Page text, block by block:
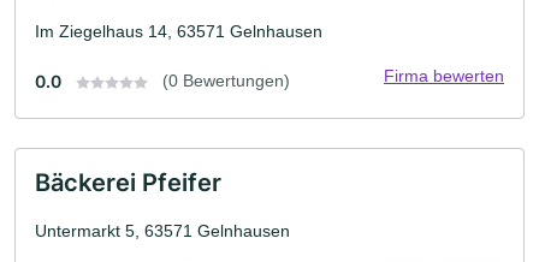
Im Ziegelhaus 14, 63571 Gelnhausen
0.0 (0 Bewertungen) Firma bewerten
Bäckerei Pfeifer
Untermarkt 5, 63571 Gelnhausen